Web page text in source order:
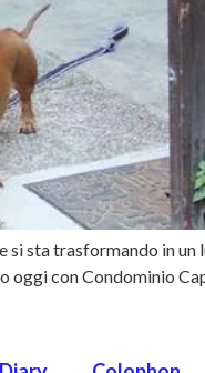
sta trasformando in
con Condominio